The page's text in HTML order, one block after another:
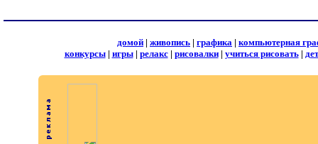
домой | живопись | графика | компьютерная
конкурсы| игры| релакс| рисовалки| учиться рисовать|